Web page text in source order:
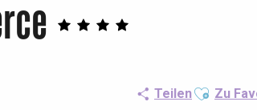
TeilenAjouter aux
Zu